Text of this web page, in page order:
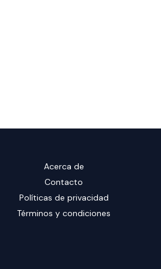
Acerca de
Contacto
Políticas de privacidad
Términos y condiciones